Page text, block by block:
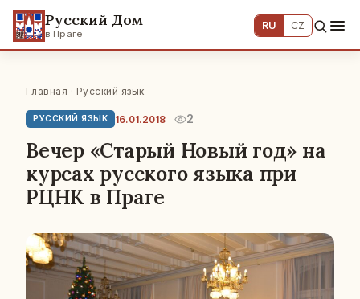
Русский Дом
в Праге
RU CZ
Главная · Русский язык
РУССКИЙ ЯЗЫК 16.01.2018 2
Вечер «Старый Новый год» на
курсах русского языка при
РЦНК в Праге